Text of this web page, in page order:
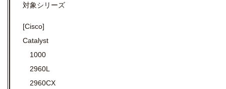
対象シリーズ
[Cisco]
Catalyst
1000
2960L
2960CX